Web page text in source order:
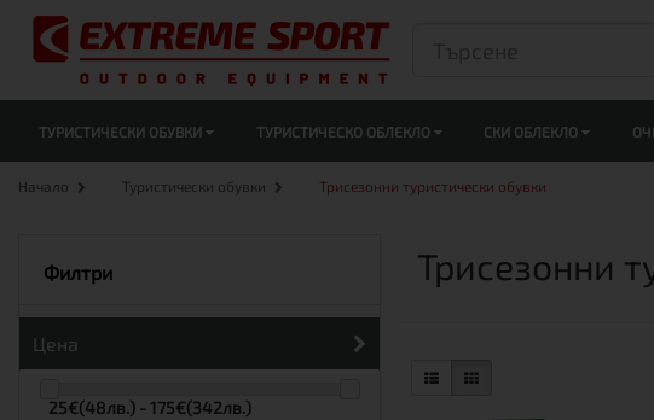
ТУРИСТИЧЕСКИ ОБУВКИ ТУРИСТИЧЕСКО ОБЛЕКЛО СКИ ОБЛЕКЛО
Начало Туристически обувки Трисезонни туристически обувки
Филтри
Цена
25€(48лв.) - 175€(342лв.)
Трисезонни